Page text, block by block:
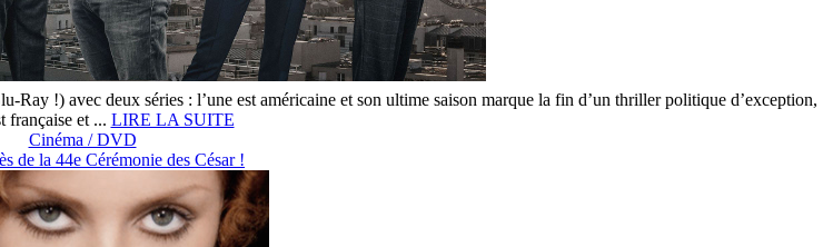
Ray !) avec deux séries : l’une est américaine et son ultime saison marque la fin d’un thriller politique d’exception,
française et ... LIRE LA SUITE
Cinéma / DVD
de la 44e Cérémonie des César !